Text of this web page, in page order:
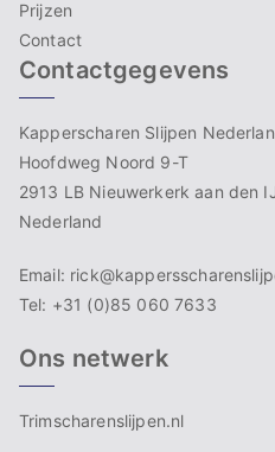
Prijzen
Contact
Contactgegevens
Kapperscharen Slijpen
Hoofdweg Noord 9-T
2913 LB Nieuwerkerk aan den
Nederland
Email:
Tel: +31 (0)85 060 7633
Ons netwerk
Trimscharenslijpen.nl